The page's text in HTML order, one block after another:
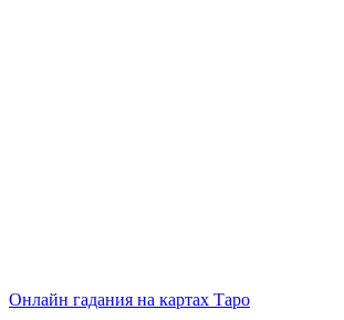
Онлайн гадания на картах Таро